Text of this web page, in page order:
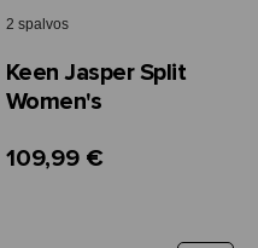
2 spalvos
Keen Jasper Split
Women's
109,99 €